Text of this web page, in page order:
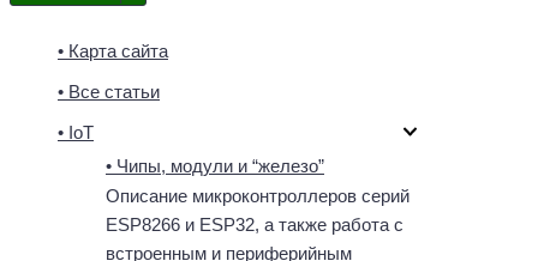
• Карта сайта
• Все статьи
• IoT
• Чипы, модули и “железо”
Описание микроконтроллеров серий
ESP8266 и ESP32, а также работа с
встроенным и периферийным